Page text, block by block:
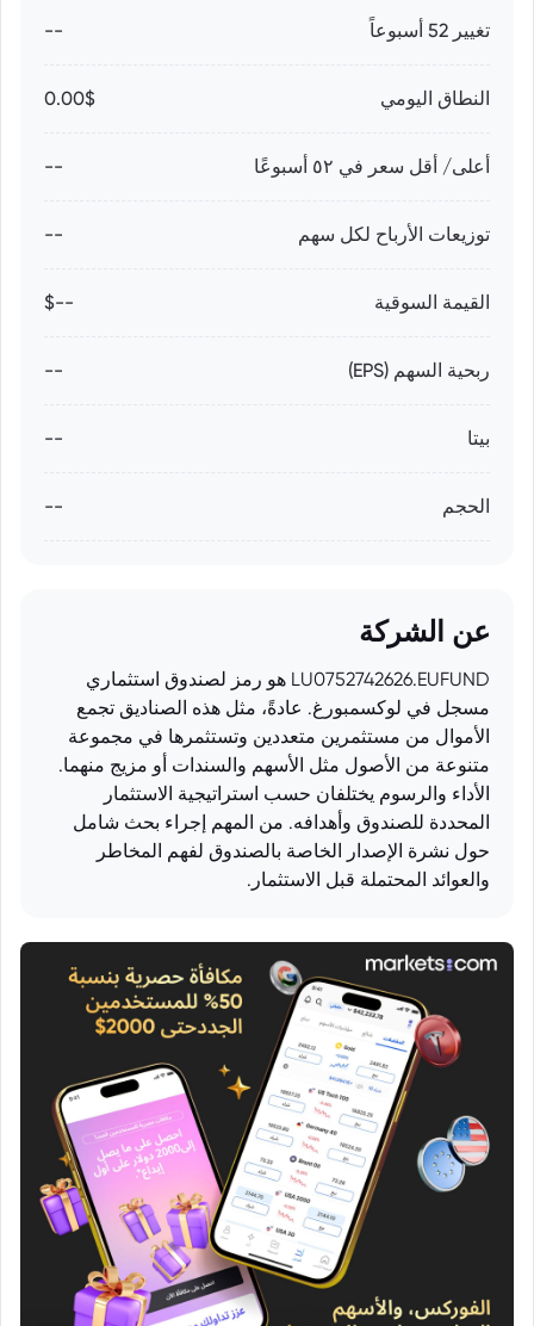
تغيير 52 أسبوعاً --
النطاق اليومي 0.00$
أعلى/ أقل سعر في ٥٢ أسبوعًا --
توزيعات الأرباح لكل سهم --
القيمة السوقية --$
ربحية السهم (EPS) --
بيتا --
الحجم --
عن الشركة
LU0752742626.EUFUND هو رمز لصندوق استثماري
مسجل في لوكسمبورغ. عادةً، مثل هذه الصناديق تجمع
الأموال من مستثمرين متعددين وتستثمرها في مجموعة
متنوعة من الأصول مثل الأسهم والسندات أو مزيج منهما.
الأداء والرسوم يختلفان حسب استراتيجية الاستثمار
المحددة للصندوق وأهدافه. من المهم إجراء بحث شامل
حول نشرة الإصدار الخاصة بالصندوق لفهم المخاطر
والعوائد المحتملة قبل الاستثمار.